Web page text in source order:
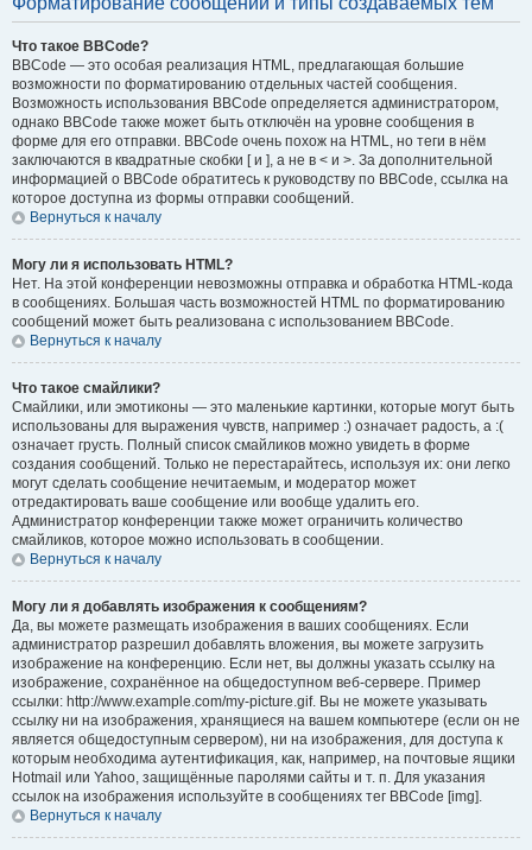
Что такое BBCode?
BBCode — это особая реализация HTML, предлагающая большие
возможности по форматированию отдельных частей сообщения.
Возможность использования BBCode определяется администратором,
однако BBCode также может быть отключён на уровне сообщения в
форме для его отправки. BBCode очень похож на HTML, но теги в нём
заключаются в квадратные скобки [ и ], а не в < и >. За дополнительной
информацией о BBCode обратитесь к руководству по BBCode, ссылка на
которое доступна из формы отправки сообщений.
Вернуться к началу
Могу ли я использовать HTML?
Нет. На этой конференции невозможны отправка и обработка HTML-кода
в сообщениях. Большая часть возможностей HTML по форматированию
сообщений может быть реализована с использованием BBCode.
Вернуться к началу
Что такое смайлики?
Смайлики, или эмотиконы — это маленькие картинки, которые могут быть
использованы для выражения чувств, например :) означает радость, а :(
означает грусть. Полный список смайликов можно увидеть в форме
создания сообщений. Только не перестарайтесь, используя их: они легко
могут сделать сообщение нечитаемым, и модератор может
отредактировать ваше сообщение или вообще удалить его.
Администратор конференции также может ограничить количество
смайликов, которое можно использовать в сообщении.
Вернуться к началу
Могу ли я добавлять изображения к сообщениям?
Да, вы можете размещать изображения в ваших сообщениях. Если
администратор разрешил добавлять вложения, вы можете загрузить
изображение на конференцию. Если нет, вы должны указать ссылку на
изображение, сохранённое на общедоступном веб-сервере. Пример
ссылки: http://www.example.com/my-picture.gif. Вы не можете указывать
ссылку ни на изображения, хранящиеся на вашем компьютере (если он не
является общедоступным сервером), ни на изображения, для доступа к
которым необходима аутентификация, как, например, на почтовые ящики
Hotmail или Yahoo, защищённые паролями сайты и т. п. Для указания
ссылок на изображения используйте в сообщениях тег BBCode [img].
Вернуться к началу